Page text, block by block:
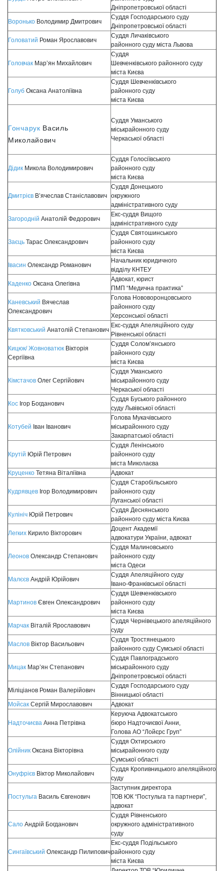
Дніпропетровської області
Воронько Володимир Дмитрович
Суддя Господарського суду
Дніпропетровської області
Головатий Роман Ярославович
Суддя Личаківського
районного суду міста Львова
Головчак Мар’ян Михайлович
Суддя
Шевченківського районного суду
міста Києва
Голуб Оксана Анатоліївна
Суддя Шевченківського
районного суду
міста Києва
Гончарук Василь
Миколайович
Суддя Уманського
міськрайонного суду
Черкаської області
Дідик Микола Володимирович
Суддя Голосіївського
районного суду
міста Києва
Дмитрієв В’ячеслав Станіславович
Суддя Донецького
окружного
адміністративного суду
Загородній Анатолій Федорович
Екс-суддя Вищого
адміністративного суду
Заєць Тарас Олександрович
Суддя Святошинського
районного суду
міста Києва
Івасин Олександр Романович
Начальник юридичного
відділу КНТЕУ
Каденко Оксана Олегівна
Адвокат, юрист
ПМП “Медична практика”
Каневський Вячеслав
Олександрович
Голова Нововоронцовського
районного суду
Херсонської області
Квятковський Анатолій Степанович
Екс-суддя Апеляційного суду
Рівненської області
Кицюк/ Жовноватюк Вікторія
Сергіївна
Суддя Солом’янського
районного суду
міста Києва
Кімстачов Олег Сергійович
Суддя Уманського
міськрайонного суду
Черкаської області
Кос Ігор Богданович
Суддя Буського районного
суду Львівської області
Котубей Іван Іванович
Голова Мукачівського
міськрайонного суду
Закарпатської області
Крутій Юрій Петрович
Суддя Ленінського
районного суду
міста Миколаєва
Круценко Тетяна Віталіївна Адвокат
Кудрявцев Ігор Володимирович
Суддя Старобільського
районного суду
Луганської області
Кулініч Юрій Петрович
Суддя Деснянського
районного суду міста Києва
Легких Кирило Вікторович
Доцент Академії
адвокатури України, адвокат
Леонов Олександр Степанович
Суддя Малиновського
районного суду
міста Одеси
Малєєв Андрій Юрійович
Суддя Апеляційного суду
Івано-Франківської області
Мартинов Євген Олександрович
Суддя Шевченківського
районного суду
міста Києва
Марчак Віталій Ярославович
Суддя Чернівецького апеляційного
суду
Маслов Віктор Васильович
Суддя Тростянецького
районного суду Сумської області
Мицак Мар’ян Степанович
Суддя Павлоградського
міськрайонного суду
Дніпропетровської області
Міліціанов Роман Валерійович
Суддя Господарського суду
Вінницької області
Мойсак Сергій Мирославович Адвокат
Надточиєва Анна Петрівна
Керуюча Адвокатського
бюро Надточиєвої Анни,
Голова АО “Лойєрс Груп”
Олійник Оксана Вікторівна
Суддя Охтирського
міськрайонного суду
Сумської області
Онуфрієв Віктор Миколайович
Суддя Кропивницького апеляційного
суду
Постульга Василь Євгенович
Заступник директора
ТОВ ЮК “Постульга та партнери”,
адвокат
Сало Андрій Богданович
Суддя Рівненського
окружного адміністративного
суду
Сингаївський Олександр Пилипович
Екс-суддя Подільського
районного суду
міста Києва